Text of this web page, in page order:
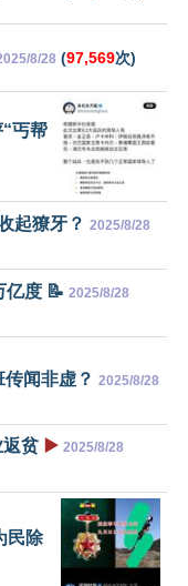
8/28 (97,569次)
丐帮
起獠牙？ 2025/8/28
亿度 📝 2025/8/28
闻非虚？ 2025/8/28
贫 ▶️ 2025/8/28
民除